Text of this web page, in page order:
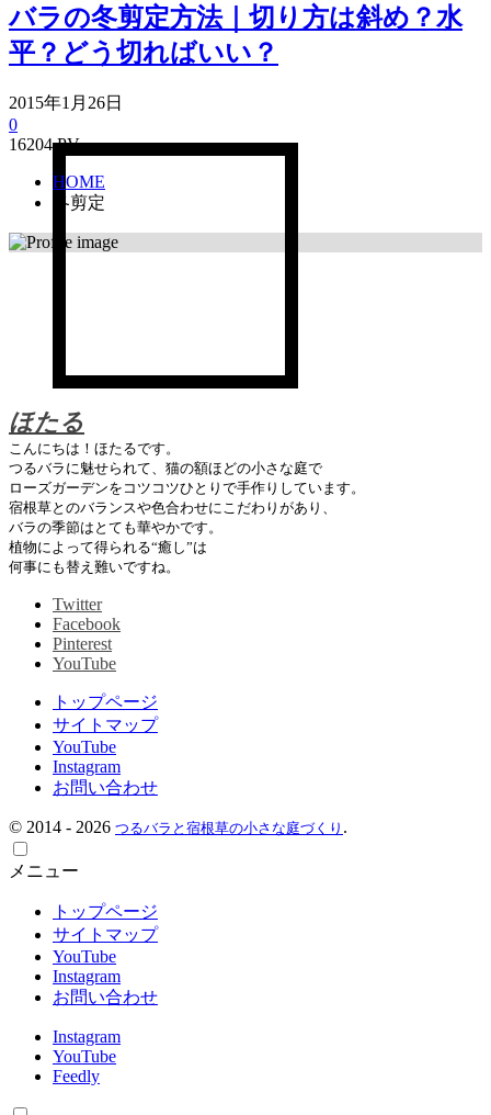
バラの冬剪定方法｜切り方は斜め？水
平？どう切ればいい？
2015年1月26日
0
16204 PV
HOME
冬剪定
ほたる
こんにちは！ほたるです。
つるバラに魅せられて、猫の額ほどの小さな庭で
ローズガーデンをコツコツひとりで手作りしています。
宿根草とのバランスや色合わせにこだわりがあり、
バラの季節はとても華やかです。
植物によって得られる“癒し”は
何事にも替え難いですね。
Twitter
Facebook
Pinterest
YouTube
トップページ
サイトマップ
YouTube
Instagram
お問い合わせ
© 2014 - 2026 つるバラと宿根草の小さな庭づくり .
メニュー
トップページ
サイトマップ
YouTube
Instagram
お問い合わせ
Instagram
YouTube
Feedly